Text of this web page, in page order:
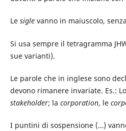
Le sigle vanno in maiuscolo,
Si usa sempre il tetragramma
sue varianti).
Le parole che in inglese sono
devono rimanere invariate. Es.: Lo
stakeholder; la corporation, le
I puntini di sospensione (…)